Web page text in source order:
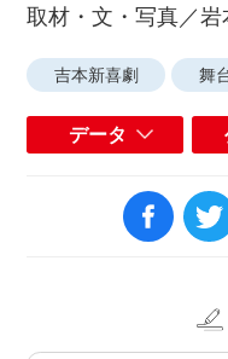
取材・文・写真／岩
吉本新喜劇 舞
データ